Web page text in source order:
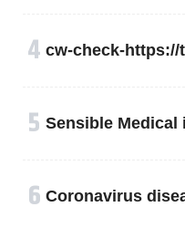
४ cw-check-https://
५ Sensible Medical
६ Coronavirus